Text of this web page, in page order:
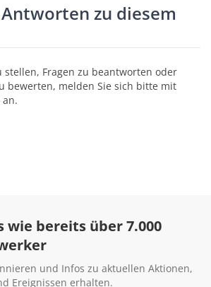
zu diesem
stellen, Fragen zu beantworten oder
bewerten, melden Sie sich bitte mit
wie bereits über 7.000
und Infos zu aktuellen Aktionen,
Ereignissen erhalten.